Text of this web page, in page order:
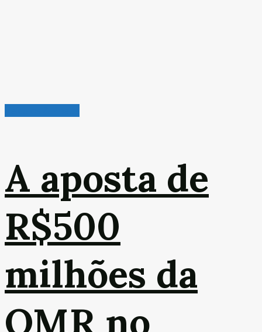
A aposta de
R$500
milhões da
OMR no